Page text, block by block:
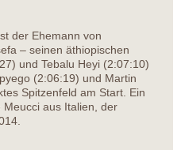
der Ehemann von
– seinen äthiopischen
und Tebalu Heyi (2:07:10)
(2:06:19) und Martin
Spitzenfeld am Start. Ein
aus Italien, der